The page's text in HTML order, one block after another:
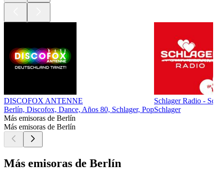
DISCOFOX ANTENNE
Berlín, Discofox, Dance, Años 80, Schlager, Pop
Schlager Radio -
Schlager
Más emisoras de Berlín
Más emisoras de Berlín
Más emisoras de Berlín